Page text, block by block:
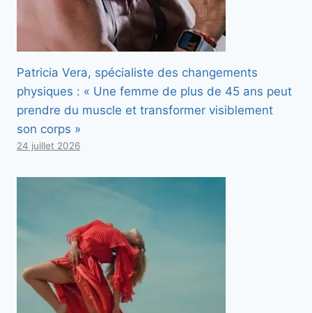
Patricia Vera, spécialiste des changements
physiques : « Une femme de plus de 45 ans peut
prendre du muscle et transformer visiblement
son corps »
24 juillet 2026